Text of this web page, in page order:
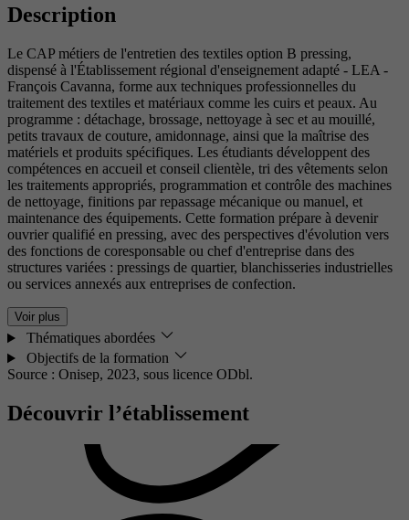
Description
Le CAP métiers de l'entretien des textiles option B pressing,
dispensé à l'Établissement régional d'enseignement adapté - LEA -
François Cavanna, forme aux techniques professionnelles du
traitement des textiles et matériaux comme les cuirs et peaux. Au
programme : détachage, brossage, nettoyage à sec et au mouillé,
petits travaux de couture, amidonnage, ainsi que la maîtrise des
matériels et produits spécifiques. Les étudiants développent des
compétences en accueil et conseil clientèle, tri des vêtements selon
les traitements appropriés, programmation et contrôle des machines
de nettoyage, finitions par repassage mécanique ou manuel, et
maintenance des équipements. Cette formation prépare à devenir
ouvrier qualifié en pressing, avec des perspectives d'évolution vers
des fonctions de coresponsable ou chef d'entreprise dans des
structures variées : pressings de quartier, blanchisseries industrielles
ou services annexés aux entreprises de confection.
Voir plus
Thématiques abordées
Objectifs de la formation
Source : Onisep, 2023, sous licence ODbl.
Découvrir l’établissement